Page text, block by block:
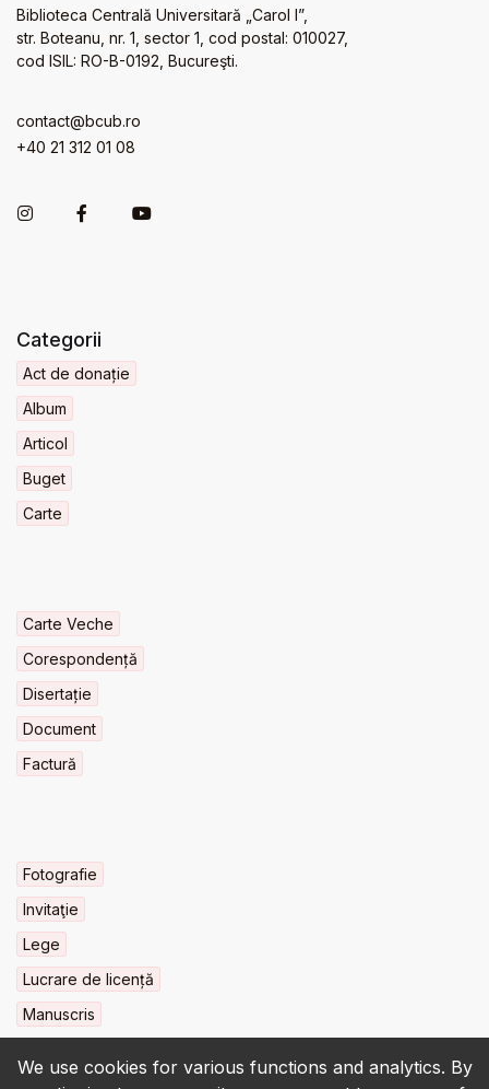
We use cookies for various functions and analytics. By
Biblioteca Centrală Universitară „Carol I”,
str. Boteanu, nr. 1, sector 1, cod postal: 010027,
cod ISIL: RO-B-0192, Bucureşti.
contact@bcub.ro
+40 21 312 01 08
Categorii
Act de donație
Album
Articol
Buget
Carte
Carte Veche
Corespondență
Disertație
Document
Factură
Fotografie
Invitaţie
Lege
Lucrare de licență
Manuscris